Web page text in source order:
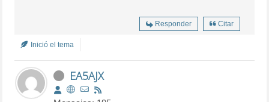
Responder Citar
Inició el tema
EA5AJX